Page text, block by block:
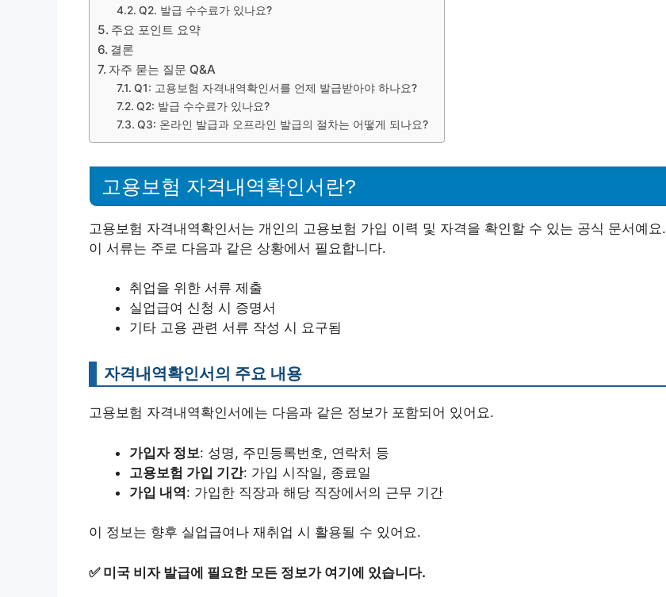
Q2. 발급 수수료가 있나요?
주요 포인트 요약
결론
자주 묻는 질문 Q&A
Q1: 고용보험 자격내역확인서를 언제 발급받아야 하나요?
Q2: 발급 수수료가 있나요?
Q3: 온라인 발급과 오프라인 발급의 절차는 어떻게 되나요?
고용보험 자격내역확인서란?
고용보험 자격내역확인서는 개인의 고용보험 가입 이력 및 자격을 확인할 수 있는 공식 문서예요.
이 서류는 주로 다음과 같은 상황에서 필요합니다.
취업을 위한 서류 제출
실업급여 신청 시 증명서
기타 고용 관련 서류 작성 시 요구됨
자격내역확인서의 주요 내용
고용보험 자격내역확인서에는 다음과 같은 정보가 포함되어 있어요.
가입자 정보: 성명, 주민등록번호, 연락처 등
고용보험 가입 기간: 가입 시작일, 종료일
가입 내역: 가입한 직장과 해당 직장에서의 근무 기간
이 정보는 향후 실업급여나 재취업 시 활용될 수 있어요.
✅ 미국 비자 발급에 필요한 모든 정보가 여기에 있습니다.